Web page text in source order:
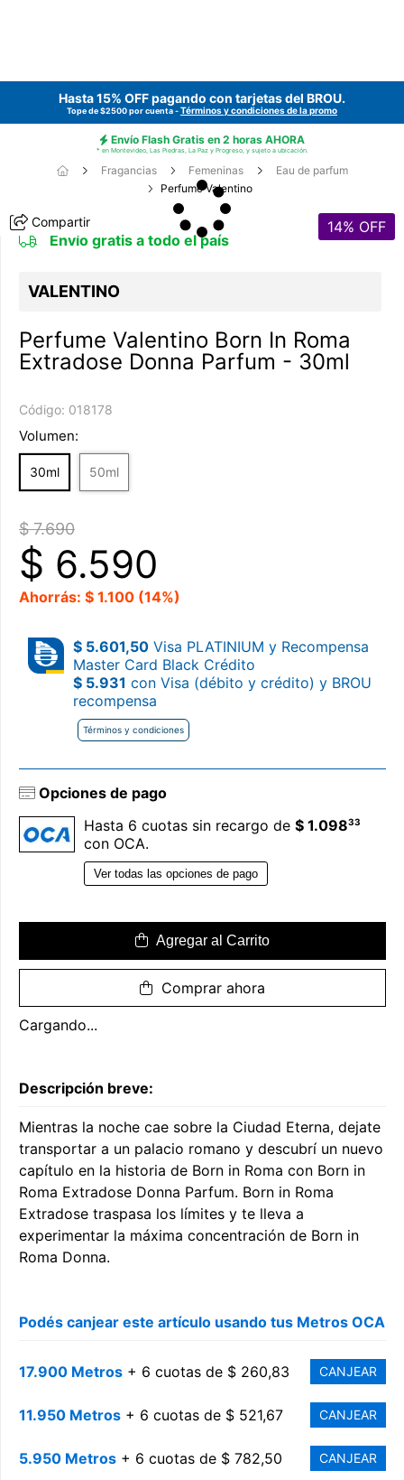
Hasta 15% OFF pagando con tarjetas del BROU.
Tope de $2500 por cuenta -Términos y condiciones de la promo
Envío Flash Gratis en 2 horas AHORA
* en Montevideo, Las Piedras, La Paz y Progreso, y sujeto a ubicación.
Fragancias Femeninas
Eau de parfum
Perfume Valentino
Compartir 14% OFF
Envío gratis a todo el país
VALENTINO
Perfume Valentino Born In Roma
Extradose Donna Parfum - 30ml
Código: 018178
Volumen:
30ml 50ml
$ 7.690
$ 6.590
Ahorrás: $ 1.100 (14%)
$ 5.601,50 Visa PLATINIUM y Recompensa
Master Card Black Crédito
$ 5.931 con Visa (débito y crédito) y BROU
recompensa
Términos y condiciones
Opciones de pago
Hasta 6 cuotas sin recargo de $ 1.09833
con OCA.
Ver todas las opciones de pago
Agregar al Carrito
Comprar ahora
Cargando...
Descripción breve:
Mientras la noche cae sobre la Ciudad Eterna, dejate
transportar a un palacio romano y descubrí un nuevo
capítulo en la historia de Born in Roma con Born in
Roma Extradose Donna Parfum. Born in Roma
Extradose traspasa los límites y te lleva a
experimentar la máxima concentración de Born in
Roma Donna.
Podés canjear este artículo usando tus Metros OCA
17.900 Metros + 6 cuotas de $ 260,83 CANJEAR
11.950 Metros + 6 cuotas de $ 521,67 CANJEAR
5.950 Metros + 6 cuotas de $ 782,50 CANJEAR